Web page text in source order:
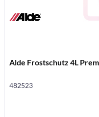
Alde Frostschutz 4L
482523